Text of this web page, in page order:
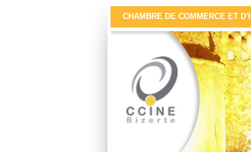
CHAMBRE DE COMMERCE ET